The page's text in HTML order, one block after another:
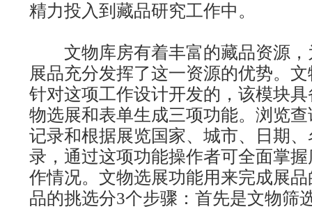
精力投入到藏品研究工作中。
文物库房有着丰富的藏品资源，
展品充分发挥了这一资源的优势。
针对这项工作设计开发的，该模块
物选展和表单生成三项功能。浏览
记录和根据展览国家、城市、日期
录，通过这项功能操作者可全面掌
作情况。文物选展功能用来完成展
品的挑选分3个步骤：首先是文物筛